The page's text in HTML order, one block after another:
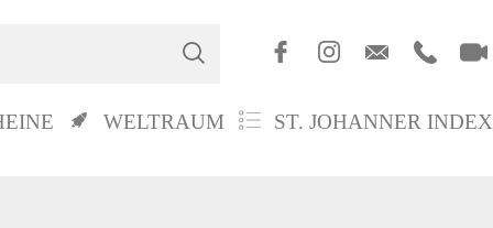
WELTRAUM ST. JOHANNER INDEX